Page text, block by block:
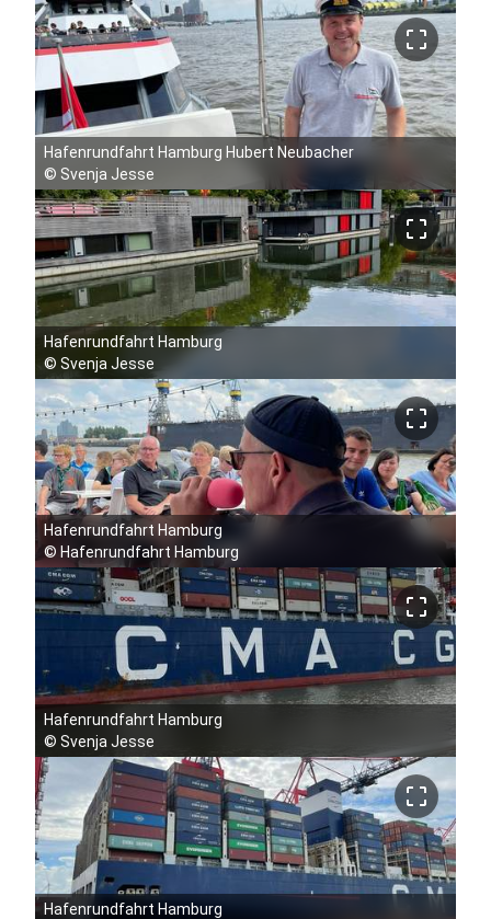
crop_free
Hafenrundfahrt Hamburg Hubert Neubacher
© Svenja Jesse
crop_free
Hafenrundfahrt Hamburg
© Svenja Jesse
crop_free
Hafenrundfahrt Hamburg
© Hafenrundfahrt Hamburg
crop_free
Hafenrundfahrt Hamburg
© Svenja Jesse
crop_free
Hafenrundfahrt Hamburg